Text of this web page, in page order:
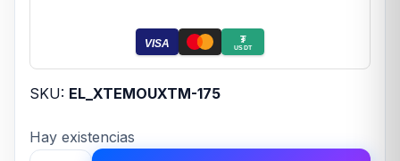
VISA ₮
USDT
SKU: EL_XTEMOUXTM-175
Hay existencias